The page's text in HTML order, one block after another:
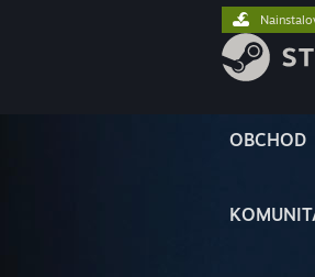
OBCHOD